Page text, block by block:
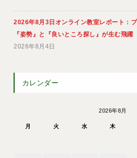
2026年8月3日オンライン教室レポート：
『姿勢』と『良いところ探し』が生む飛躍
2026年8月4日
カレンダー
2026年8月
月 火 水 木